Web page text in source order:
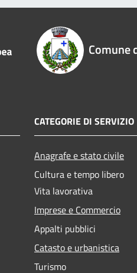
Comune
CATEGORIE DI SERVIZIO
Anagrafe e stato civile
Cultura e tempo libero
Vita lavorativa
Imprese e Commercio
Appalti pubblici
Catasto e urbanistica
Turismo